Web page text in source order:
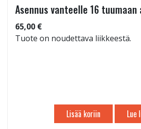
Asennus vanteelle 16
65,00 €
Tuote on noudettava liikkeestä.
Lisää koriin Lue